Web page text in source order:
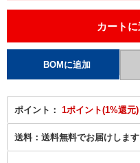
ポイント： 1ポイント(1%還元)
送料： 送料無料でお届けします